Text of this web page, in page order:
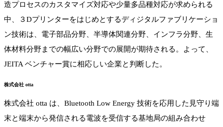
造プロセスのカスタマイズ対応や少量多品種対応が求められる
中、３Dプリンターをはじめとするディジタルファブリケーショ
ン技術は、電子部品分野、半導体関連分野、インフラ分野、生
体材料分野までの幅広い分野での展開が期待される。よって、
JEITA ベンチャー賞に相応しい企業と判断した。
株式会社 otta
株式会社 otta は、Bluetooth Low Energy 技術を応用した見守り端
末と端末から発信される電波を受信する基地局の組み合わせ